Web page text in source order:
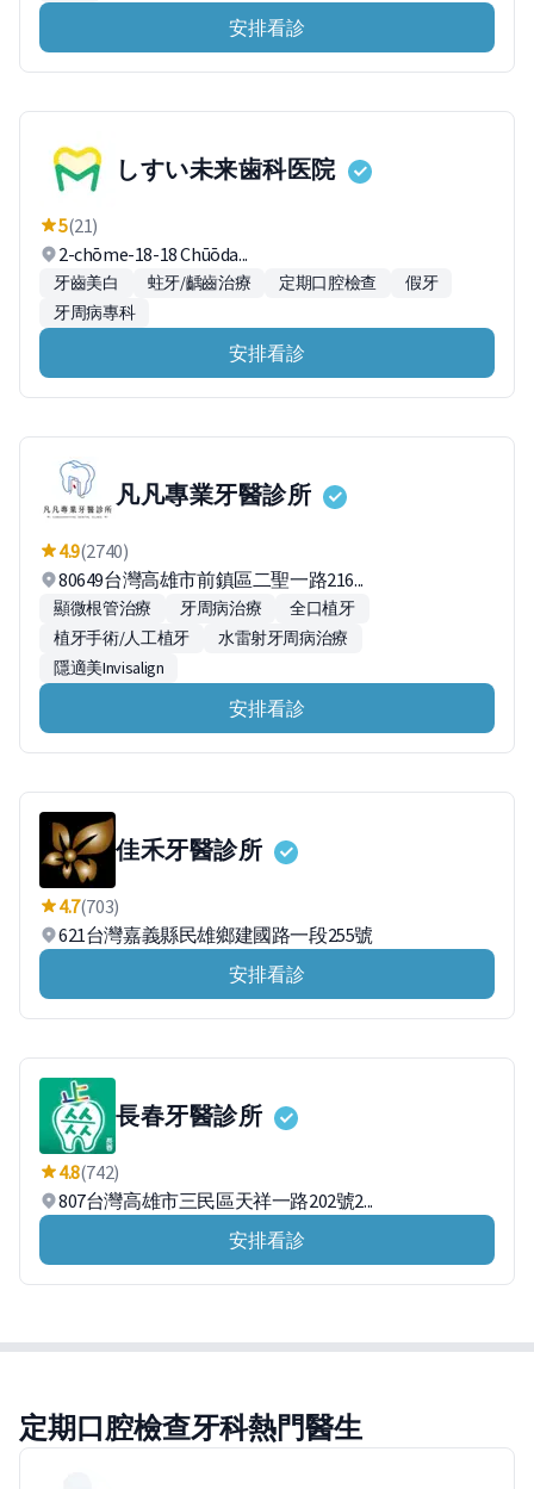
安排看診
しすい未来歯科医院
5(21)
2-chōme-18-18 Chūōda...
牙齒美白 蛀牙/齲齒治療 定期口腔檢查
假牙
牙周病專科
安排看診
凡凡專業牙醫診所
4.9(2740)
80649台灣高雄市前鎮區二聖一路216...
顯微根管治療 牙周病治療
全口植牙
植牙手術/人工植牙
水雷射牙周病治療
隱適美Invisalign
安排看診
佳禾牙醫診所
4.7(703)
621台灣嘉義縣民雄鄉建國路一段255號
安排看診
長春牙醫診所
4.8(742)
807台灣高雄市三民區天祥一路202號2...
安排看診
定期口腔檢查牙科熱門醫生